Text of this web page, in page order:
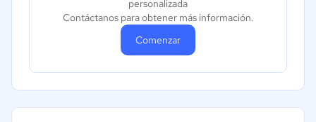
personalizada
Contáctanos para obtener más información.
Comenzar